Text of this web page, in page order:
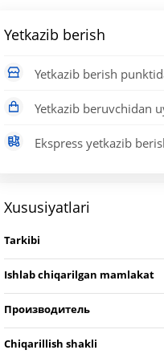
Yetkazib berish
Yetkazib berish
Yetkazib beruvchidan
Ekspress yetkazib
Xususiyatlari
Tarkibi
Ishlab chiqarilgan mamlakat
Производитель
Chiqarillish shakli